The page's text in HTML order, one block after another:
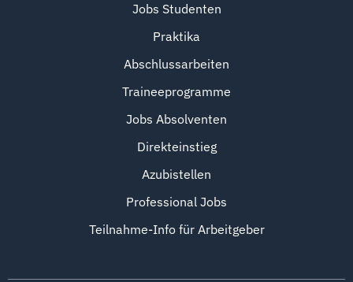
Jobs Studenten
Praktika
Abschlussarbeiten
Traineeprogramme
Jobs Absolventen
Direkteinstieg
Azubistellen
Professional Jobs
Teilnahme-Info für Arbeitgeber